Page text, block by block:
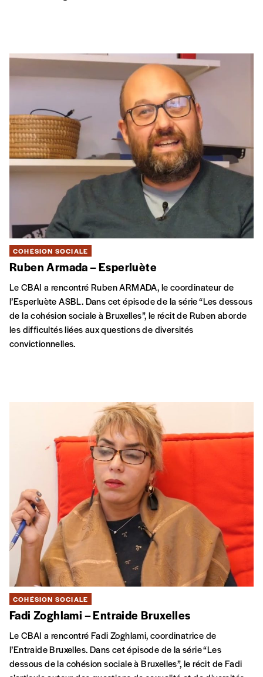
COHÉSION SOCIALE
Ruben Armada – Esperluète
Le CBAI a rencontré Ruben ARMADA, le coordinateur de
l’Esperluète ASBL. Dans cet épisode de la série “Les dessous
de la cohésion sociale à Bruxelles”, le récit de Ruben aborde
les difficultés liées aux questions de diversités
convictionnelles.
COHÉSION SOCIALE
Fadi Zoghlami – Entraide Bruxelles
Le CBAI a rencontré Fadi Zoghlami, coordinatrice de
l’Entraide Bruxelles. Dans cet épisode de la série “Les
dessous de la cohésion sociale à Bruxelles”, le récit de Fadi